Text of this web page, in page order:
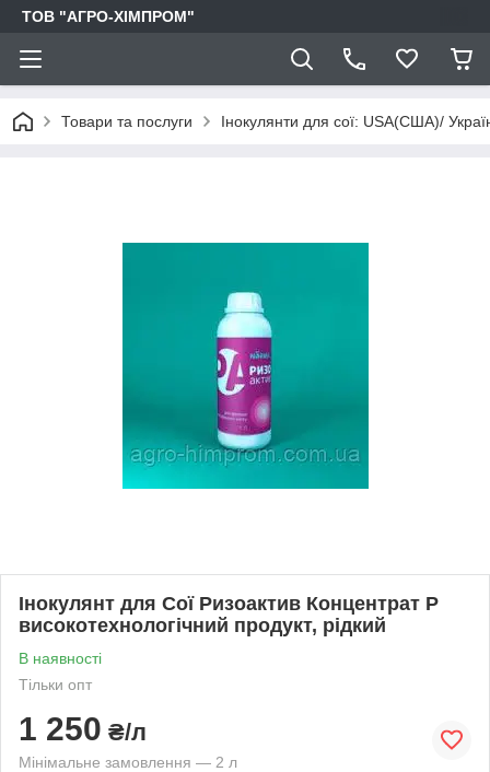
ТОВ "АГРО-ХІМПРОМ"
Товари та послуги Інокулянти для сої: USA(США)/
Інокулянт для Сої Ризоактив Концентрат Р
високотехнологічний продукт, рідкий
В наявності
Тільки опт
1 250 ₴/л
Мінімальне замовлення — 2 л